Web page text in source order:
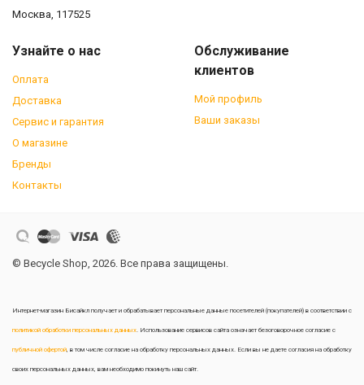
Москва, 117525
Узнайте о нас
Оплата
Доставка
Сервис и гарантия
О магазине
Бренды
Контакты
Обслуживание
клиентов
Мой профиль
Ваши заказы
© Becycle Shop, 2026. Все права защищены.
Интернет-магазин Бисайкл получает и обрабатывает персональные данные посетителей (покупателей) в соответствии с
политикой обработки персональных данных. Использование сервисов сайта означает безоговорочное согласие с
публичной офертой, в том числе согласие на обработку персональных данных. Если вы не даете согласия на обработку
своих персональных данных, вам необходимо покинуть наш сайт.